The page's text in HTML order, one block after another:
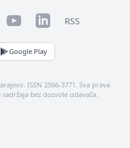
YouTubeLinkedInRSS
Google Play
ISSN 2566-3771. Sva prava
bez dozvole izdavača.